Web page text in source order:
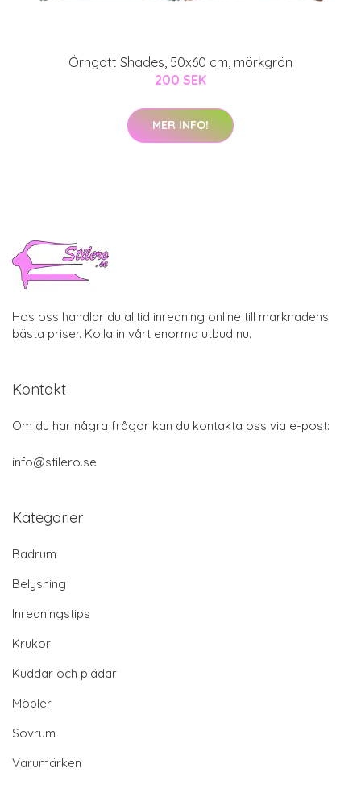
Örngott Shades, 50x60 cm, mörkgrön
200 SEK
MER INFO!
Hos oss handlar du alltid inredning online till marknadens
bästa priser. Kolla in vårt enorma utbud nu.
Kontakt
Om du har några frågor kan du kontakta oss via e-post:
info@stilero.se
Kategorier
Badrum
Belysning
Inredningstips
Krukor
Kuddar och plädar
Möbler
Sovrum
Varumärken